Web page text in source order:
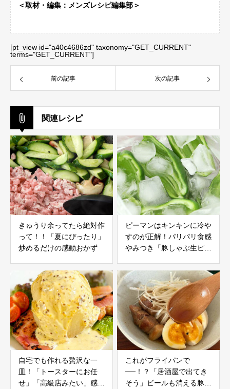
＜取材・編集：メンズレシピ編集部＞
[pt_view id="a40c4686zd" taxonomy="GET_CURRENT"
terms="GET_CURRENT"]
前の記事 次の記事
関連レシピ
きゅうり余ってたら絶対作
って！！「夏にぴったり」
炒めるだけの感動おかず
ピーマンはキンキンに冷や
すのが正解！パリパリ食感
やみつき「豚しゃぶ生ピー
自宅でも作れる贅沢な一
皿！「トースターにお任
せ」「高級店みたい」感動
これがフライパンで
──！？「居酒屋で出てき
そう」ビールも消える豚肉